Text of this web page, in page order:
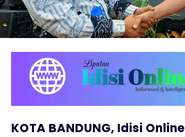
KOTA BANDUNG, Idisi Online